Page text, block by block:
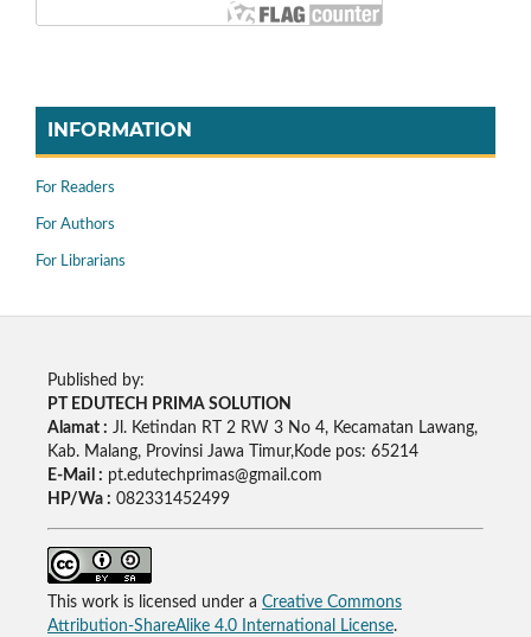
INFORMATION
For Readers
For Authors
For Librarians
Published by:
PT EDUTECH PRIMA SOLUTION
Alamat : Jl. Ketindan RT 2 RW 3 No 4, Kecamatan Lawang,
Kab. Malang, Provinsi Jawa Timur,Kode pos: 65214
E-Mail : pt.edutechprimas@gmail.com
HP/Wa : 082331452499
This work is licensed under a Creative Commons
Attribution-ShareAlike 4.0 International License.